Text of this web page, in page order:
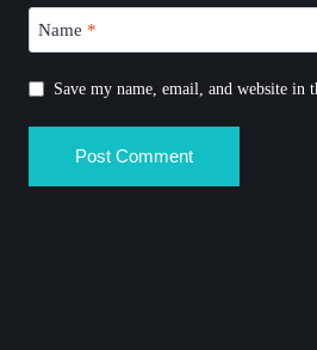
Name *
Save my name, email, and website